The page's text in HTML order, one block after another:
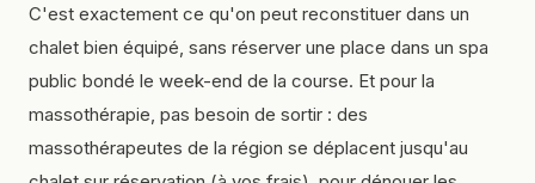
C'est exactement ce qu'on peut reconstituer dans un
chalet bien équipé, sans réserver une place dans un spa
public bondé le week-end de la course. Et pour la
massothérapie, pas besoin de sortir : des
massothérapeutes de la région se déplacent jusqu'au